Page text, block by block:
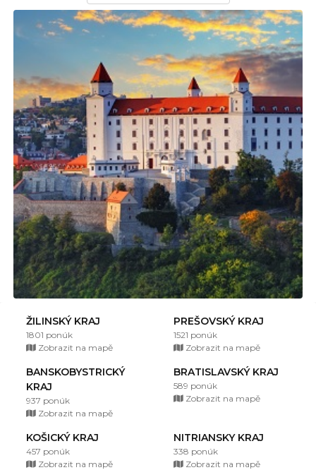
ŽILINSKÝ KRAJ
1801 ponúk
Zobrazit na mapě
PREŠOVSKÝ KRAJ
1521 ponúk
Zobrazit na mapě
BANSKOBYSTRICKÝ
KRAJ
937 ponúk
Zobrazit na mapě
BRATISLAVSKÝ KRAJ
589 ponúk
Zobrazit na mapě
KOŠICKÝ KRAJ
457 ponúk
Zobrazit na mapě
NITRIANSKY KRAJ
338 ponúk
Zobrazit na mapě